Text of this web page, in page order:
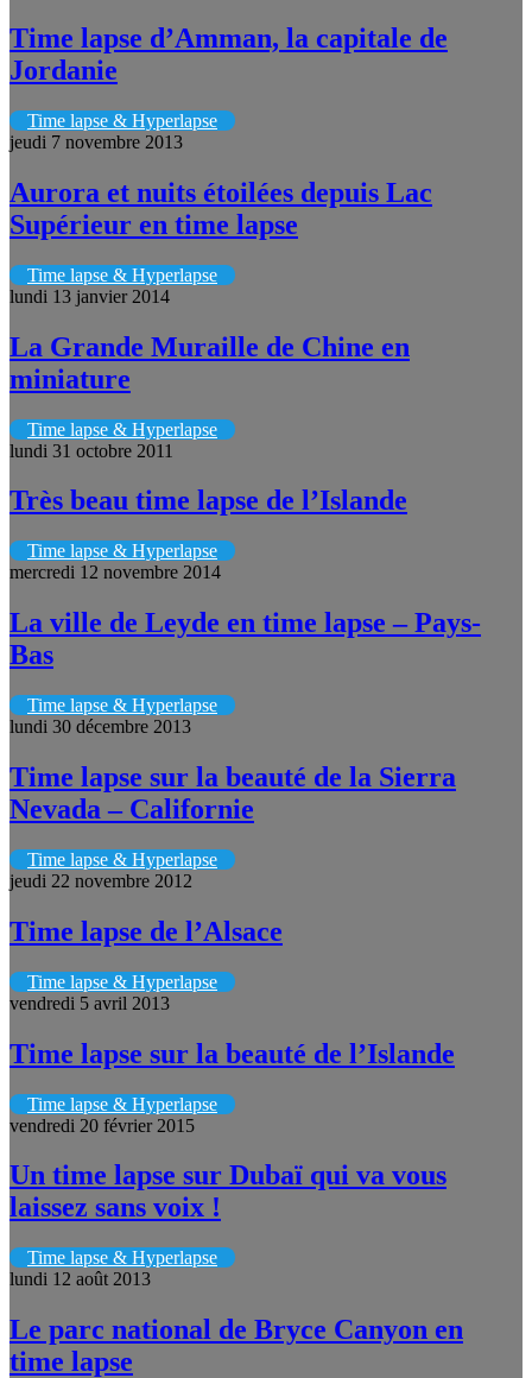
Time lapse d’Amman, la capitale de
Jordanie
Time lapse & Hyperlapse
jeudi 7 novembre 2013
Aurora et nuits étoilées depuis Lac
Supérieur en time lapse
Time lapse & Hyperlapse
lundi 13 janvier 2014
La Grande Muraille de Chine en
miniature
Time lapse & Hyperlapse
lundi 31 octobre 2011
Très beau time lapse de l’Islande
Time lapse & Hyperlapse
mercredi 12 novembre 2014
La ville de Leyde en time lapse – Pays-
Bas
Time lapse & Hyperlapse
lundi 30 décembre 2013
Time lapse sur la beauté de la Sierra
Nevada – Californie
Time lapse & Hyperlapse
jeudi 22 novembre 2012
Time lapse de l’Alsace
Time lapse & Hyperlapse
vendredi 5 avril 2013
Time lapse sur la beauté de l’Islande
Time lapse & Hyperlapse
vendredi 20 février 2015
Un time lapse sur Dubaï qui va vous
laissez sans voix !
Time lapse & Hyperlapse
lundi 12 août 2013
Le parc national de Bryce Canyon en
time lapse